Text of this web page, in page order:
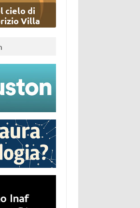
cielo di
Villa